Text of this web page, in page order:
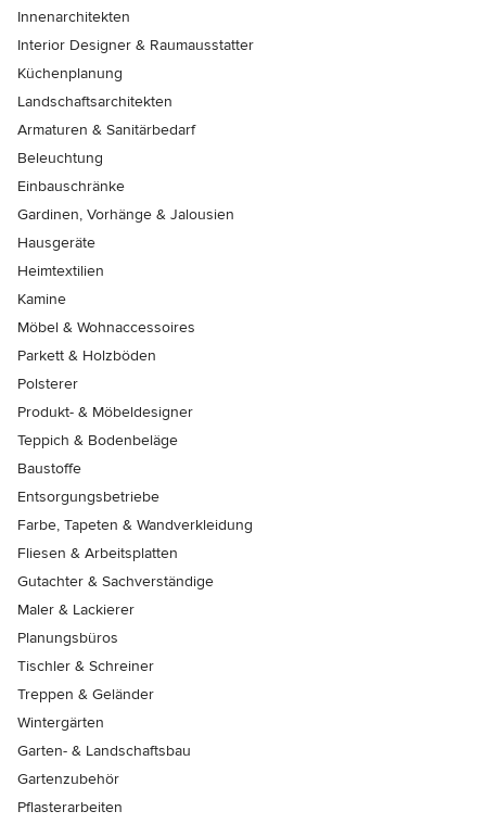
Innenarchitekten
Interior Designer & Raumausstatter
Küchenplanung
Landschaftsarchitekten
Armaturen & Sanitärbedarf
Beleuchtung
Einbauschränke
Gardinen, Vorhänge & Jalousien
Hausgeräte
Heimtextilien
Kamine
Möbel & Wohnaccessoires
Parkett & Holzböden
Polsterer
Produkt- & Möbeldesigner
Teppich & Bodenbeläge
Baustoffe
Entsorgungsbetriebe
Farbe, Tapeten & Wandverkleidung
Fliesen & Arbeitsplatten
Gutachter & Sachverständige
Maler & Lackierer
Planungsbüros
Tischler & Schreiner
Treppen & Geländer
Wintergärten
Garten- & Landschaftsbau
Gartenzubehör
Pflasterarbeiten